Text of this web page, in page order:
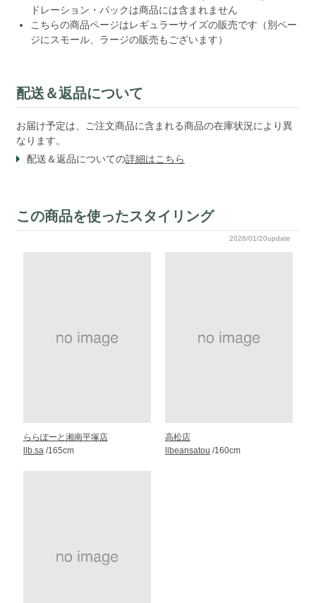
ドレーション・パックは商品には含まれません
こちらの商品ページはレギュラーサイズの販売です（別ペー
ジにスモール、ラージの販売もございます）
配送＆返品について
お届け予定は、ご注文商品に含まれる商品の在庫状況により異
なります。
配送＆返品についての詳細はこちら
この商品を使ったスタイリング
2026/01/20update
ららぽーと湘南平塚店
llb.sa/165cm
高松店
llbeansatou /160cm